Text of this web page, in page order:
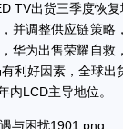
TV出货三季度恢
并调整供应链策略
华为出售荣耀自救
利好因素，全球
内LCD主导地位。